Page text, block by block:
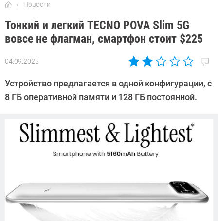
Новости
Тонкий и легкий TECNO POVA Slim 5G
вовсе не флагман, смартфон стоит $225
04.09.2025
Автор:
Калашников
Устройство предлагается в одной конфигурации, с
8 ГБ оперативной памяти и 128 ГБ постоянной.